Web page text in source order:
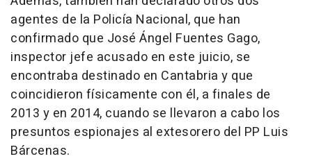
agentes de la Policía Nacional, que han
confirmado que José Ángel Fuentes Gago,
inspector jefe acusado en este juicio, se
encontraba destinado en Cantabria y que
coincidieron físicamente con él, a finales de
2013 y en 2014, cuando se llevaron a cabo los
presuntos espionajes al extesorero del PP Luis
Bárcenas.